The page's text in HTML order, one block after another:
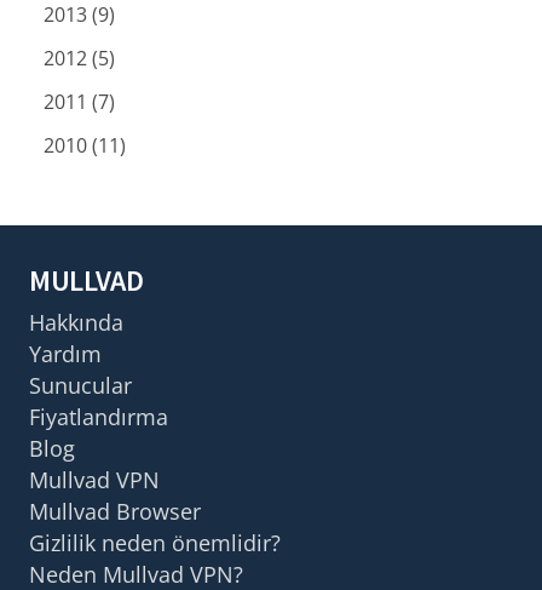
2013 (9)
2012 (5)
2011 (7)
2010 (11)
MULLVAD
Hakkında
Yardım
Sunucular
Fiyatlandırma
Blog
Mullvad VPN
Mullvad Browser
Gizlilik neden önemlidir?
Neden Mullvad VPN?